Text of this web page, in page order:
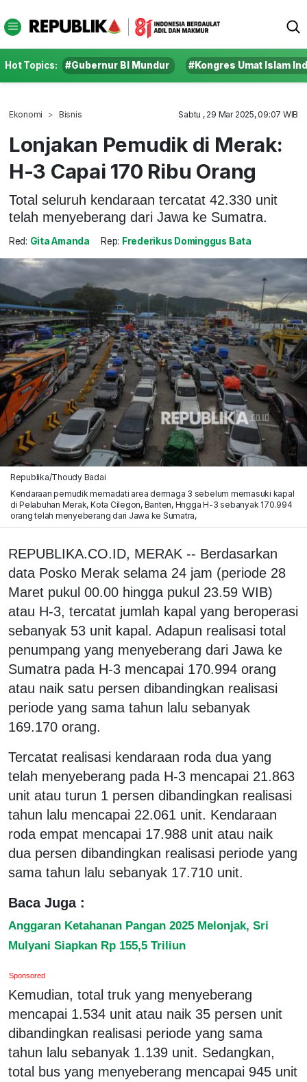
Hot Topics: #Gubernur BI Mundur #Kongres Umat Islam
Ekonomi Bisnis Sabtu , 29 Mar 2025, 09:07 WIB
Lonjakan Pemudik di Merak:
H-3 Capai 170 Ribu Orang
Total seluruh kendaraan tercatat 42.330 unit
telah menyeberang dari Jawa ke Sumatra.
Red: Gita Amanda Rep: Frederikus Dominggus Bata
Republika/Thoudy Badai
Kendaraan pemudik memadati area dermaga 3 sebelum memasuki kapal
di Pelabuhan Merak, Kota Cilegon, Banten, Hngga H-3 sebanyak 170.994
orang telah menyeberang dari Jawa ke Sumatra,
REPUBLIKA.CO.ID, MERAK -- Berdasarkan
data Posko Merak selama 24 jam (periode 28
Maret pukul 00.00 hingga pukul 23.59 WIB)
atau H-3, tercatat jumlah kapal yang beroperasi
sebanyak 53 unit kapal. Adapun realisasi total
penumpang yang menyeberang dari Jawa ke
Sumatra pada H-3 mencapai 170.994 orang
atau naik satu persen dibandingkan realisasi
periode yang sama tahun lalu sebanyak
169.170 orang.
Tercatat realisasi kendaraan roda dua yang
telah menyeberang pada H-3 mencapai 21.863
unit atau turun 1 persen dibandingkan realisasi
tahun lalu mencapai 22.061 unit. Kendaraan
roda empat mencapai 17.988 unit atau naik
dua persen dibandingkan realisasi periode yang
sama tahun lalu sebanyak 17.710 unit.
Baca Juga :
Anggaran Ketahanan Pangan 2025 Melonjak, Sri
Mulyani Siapkan Rp 155,5 Triliun
Sponsored
Kemudian, total truk yang menyeberang
mencapai 1.534 unit atau naik 35 persen unit
dibandingkan realisasi periode yang sama
tahun lalu sebanyak 1.139 unit. Sedangkan,
total bus yang menyeberang mencapai 945 unit